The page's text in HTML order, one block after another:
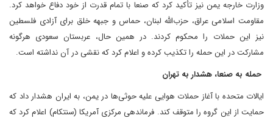
وزارت خارجه یمن نیز تأکید کرد که صنعا با تمام قدرت از خود دفاع خواهد کرد.
مقاومت اسلامی عراق، حزب‌الله لبنان، حماس و جبهه خلق برای آزادی فلسطین
نیز این حملات را محکوم کردند. در همین حال، عربستان سعودی هرگونه
مشارکت در این حمله را تکذیب کرده و اعلام کرد که نقشی در آن نداشته است.
حمله به صنعا، هشدار به تهران
ایالات متحده با آغاز حملات هوایی علیه حوثی‌ها در یمن، به ایران هشدار داد که
حمایت از این گروه را متوقف کند. فرماندهی مرکزی آمریکا (سنتکام) اعلام کرد که